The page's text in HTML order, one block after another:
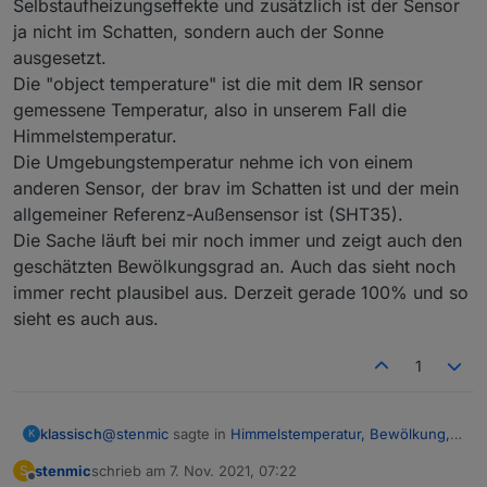
verschmiert. Schön ist wirklich anders
aber ich
mußte die Dose nach dem Anschließen auf der zu
gestanden nicht, daß das so lange hält. Eine schöne
Edelstahldurchführung liegt schon seit >2 Jahren
bereit. Aber so lange es funktioniert, bleibt es. Die
Vögel auf den Dach wird es nicht stören.
Etwas mehr zur Theorie der Himmelstemperatur und
der virtuellen Himmelstemperatur sowie die
Ableitung der Formel
Cloudage = 1 - (T_amb - T_sky)/20
zur Berechnung des Gesamtbedeckungsgrades
(Bewölkung) habe ich ebenfalls imHM-Forum
beschrieben.
Bitte beachten: Ich bin kein Meteorologe und habe
mir das einfach zusammengelesen, eine vereinfachte
und plausibilisiert. Wenn sich jemand damit besser
Selbstaufheizungseffekte und zusätzlich ist der Sensor
ja nicht im Schatten, sondern auch der Sonne
ausgesetzt.
Die "object temperature" ist die mit dem IR sensor
gemessene Temperatur, also in unserem Fall die
Himmelstemperatur.
Die Umgebungstemperatur nehme ich von einem
anderen Sensor, der brav im Schatten ist und der mein
allgemeiner Referenz-Außensensor ist (SHT35).
Die Sache läuft bei mir noch immer und zeigt auch den
geschätzten Bewölkungsgrad an. Auch das sieht noch
immer recht plausibel aus. Derzeit gerade 100% und so
sieht es auch aus.
1
K klassisch@stenmic sagte in Himmelstemperatur, Bewölkung,
S stenmicschrieb am 7. Nov. 2021, 07:22
zuletzt editiert von